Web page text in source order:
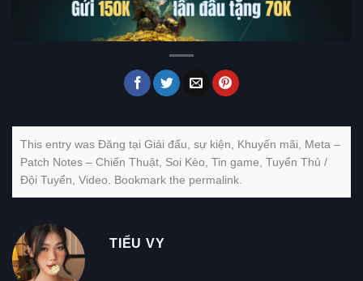
This entry was Đăng tại Giải đấu, sự kiện, Khuyến mãi, Meta –
Patch Notes – Chiến Thuật, Soi Kèo, Tin game, Tuyển Thủ /
Đội Tuyển, Video. Bookmark the permalink.
TIỂU VY